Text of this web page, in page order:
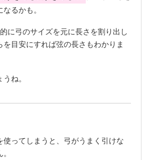
るかも。
に弓のサイズを元に長さを割り出し
目安にすれば弦の長さもわかりま
ね。
ってしまうと、弓がうまく引けな